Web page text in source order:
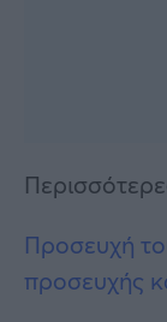
Προσευχή
προσευχής